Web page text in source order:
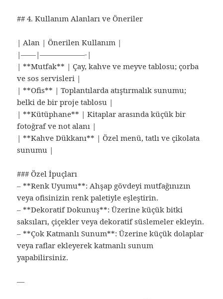
## 4. Kullanım Alanları ve Öneriler
| Alan | Önerilen Kullanım |
|——|——————-|
| **Mutfak** | Çay, kahve ve meyve tablosu; çorba
ve sos servisleri |
| **Ofis** | Toplantılarda atıştırmalık sunumu;
belki de bir proje tablosu |
| **Kütüphane** | Kitaplar arasında küçük bir
fotoğraf ve not alanı |
| **Kahve Dükkanı** | Özel menü, tatlı ve çikolata
sunumu |
### Özel İpuçları
– **Renk Uyumu**: Ahşap gövdeyi mutfağınızın
veya ofisinizin renk paletiyle eşleştirin.
– **Dekoratif Dokunuş**: Üzerine küçük bitki
saksıları, çiçekler veya dekoratif süslemeler ekleyin.
– **Çok Katmanlı Sunum**: Üzerine küçük dolaplar
veya raflar ekleyerek katmanlı sunum
yapabilirsiniz.
—